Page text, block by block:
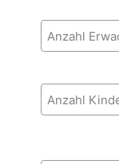
Anzahl
Anzahl